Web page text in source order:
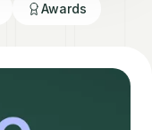
Awards